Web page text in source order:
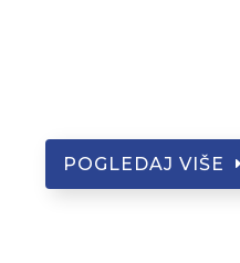
POGLEDAJ VIŠE